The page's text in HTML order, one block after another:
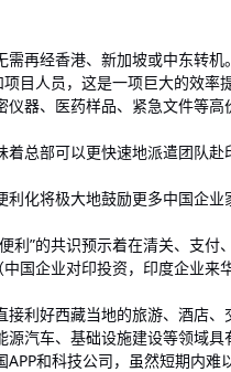
需再经香港、新加坡或中东转
目人员，这是一项巨大的效率
仪器、医药样品、紧急文件等
着总部可以更快速地派遣团队
利化将极大地鼓励更多中国企
利”的共识预示着在清关、支
国企业对印投资，印度企业来
利好西藏当地的旅游、酒店
汽车、基础设施建设等领域
APP和科技公司，虽然短期内